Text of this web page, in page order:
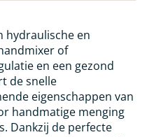
hydraulische en
of
en een gezond
de snelle
eigenschappen van
handmatige menging
Dankzij de perfecte